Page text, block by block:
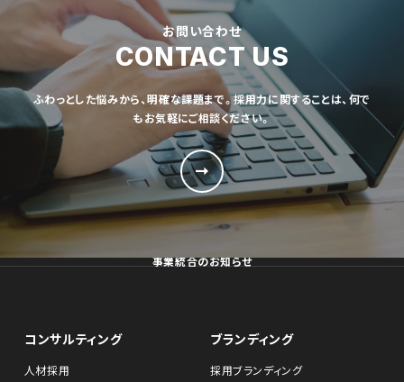
お問い合わせ
CONTACT US
ふわっとした悩みから、明確な課題まで。採用力に関することは、何で
もお気軽にご相談ください。
事業統合のお知らせ
コンサルティング
人材採用
ブランディング
採用ブランディング